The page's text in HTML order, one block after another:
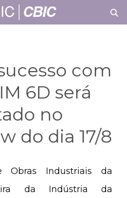
com
6D será
no
do dia 17/8
Obras Industriais da
da Indústria da